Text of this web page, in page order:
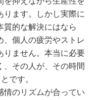
ります。しかし実際に
質的な解決にはなら
、個人の疲労やストレ
りません。本当に必要
、その人が、その時間
です。
のリズムが合ってい